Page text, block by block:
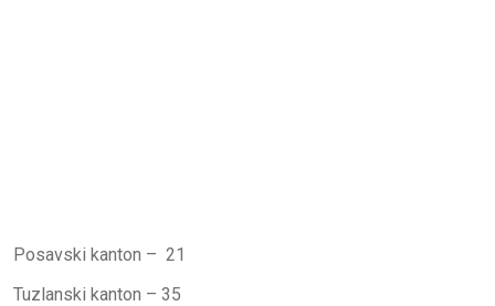
Posavski kanton – 21
Tuzlanski kanton – 35